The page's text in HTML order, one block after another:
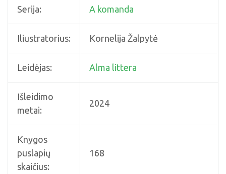
Serija: A komanda
Iliustratorius: Kornelija Žalpytė
Leidėjas: Alma littera
Išleidimo
metai:
2024
Knygos
puslapių
skaičius:
168